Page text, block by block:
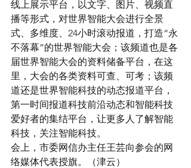
线上展示平台，以文字、图片、视频直
播等形式，对世界智能大会进行全景
式、多维度、24小时滚动报道，打造“永
不落幕”的世界智能大会；该频道也是各
届世界智能大会的资料储备平台，在这
里，大会的各类资料可查、可考；该频
道还是世界智能科技的动态报道平台，
第一时间报道科技前沿动态和智能科技
爱好者的集结平台，让更多人了解智能
科技，关注智能科技。
会上，市委网信办主任王芸向参会的网
络媒体代表授旗。（津云）